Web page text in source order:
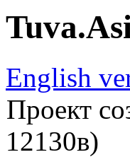
English
Проект
12130в)